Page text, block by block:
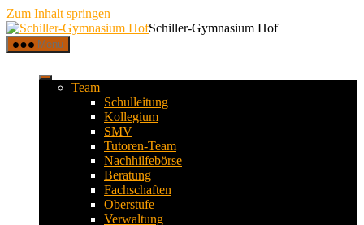
Zum Inhalt springen
Schiller-Gymnasium Hof
Menü
Team
Schulleitung
Kollegium
SMV
Tutoren-Team
Nachhilfebörse
Beratung
Fachschaften
Oberstufe
Verwaltung